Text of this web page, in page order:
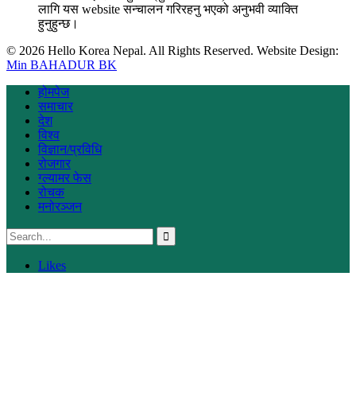
लागि यस website सन्चालन गरिरहनु भएको अनुभवी व्याक्ति
हुनुहुन्छ।
© 2026 Hello Korea Nepal. All Rights Reserved. Website Design:
Min BAHADUR BK
होमपेज
समाचार
देश
विश्व
विज्ञान/प्रविधि
रोजगार
ग्ल्यामर फेस
रोचक
मनोरञ्जन
Likes